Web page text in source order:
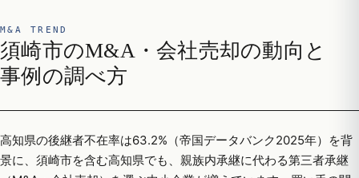
M&A TREND
須崎市のM&A・会社売却の動向と
事例の調べ方
高知県の後継者不在率は63.2%（帝国データバンク2025年）を背
景に、須崎市を含む高知県でも、親族内承継に代わる第三者承継